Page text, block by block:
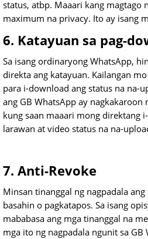
status, atbp. Maaari kang magtago
maximum na privacy. Ito ay isang
6. Katayuan sa pag-
Sa isang ordinaryong WhatsApp,
direkta ang katayuan. Kailangan
para i-download ang status na na-
ang GB WhatsApp ay
kung saan maaari mong direktang
larawan at video status na na-
7. Anti-Revoke
Minsan tinanggal ng nagpadala
basahin o pagkatapos. Sa isang
mababasa ang mga tinanggal na
mga ito ng nagpadala ngunit sa GB